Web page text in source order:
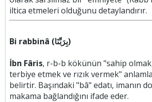
iltica etmeleri olduğunu detaylandırır.
Bi rabbinâ (بِرَبِّنَا)
İbn Fâris, r-b-b kökünün "sahip
terbiye etmek ve rızık vermek"
belirtir. Başındaki "bâ" edatı, imanın
makama bağlandığını ifade eder.